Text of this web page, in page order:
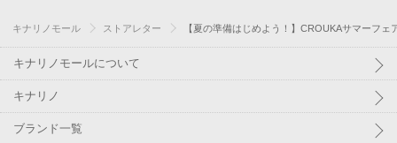
キナリノモール ストアレター 【夏の準備はじめよう！】CROUKAサマーフェ
キナリノモールについて
キナリノ
ブランド一覧